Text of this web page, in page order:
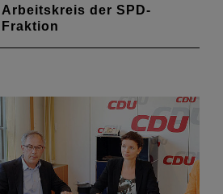
Arbeitskreis der SPD-
Fraktion
des Kammerpräsidiums. Auf der
Agenda standen u. a. die
Soziale Wohnraumförderung
und die Balance zwischen Stadt
und Land.